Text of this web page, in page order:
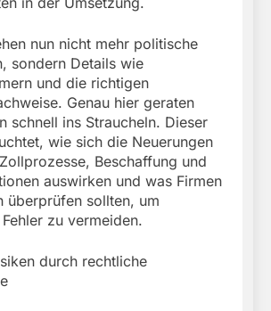
nun nicht mehr politische
sondern Details wie
und die richtigen
Genau hier geraten
schnell ins Straucheln. Dieser
wie sich die Neuerungen
Beschaffung und
auswirken und was Firmen
überprüfen sollten, um
zu vermeiden.
durch rechtliche